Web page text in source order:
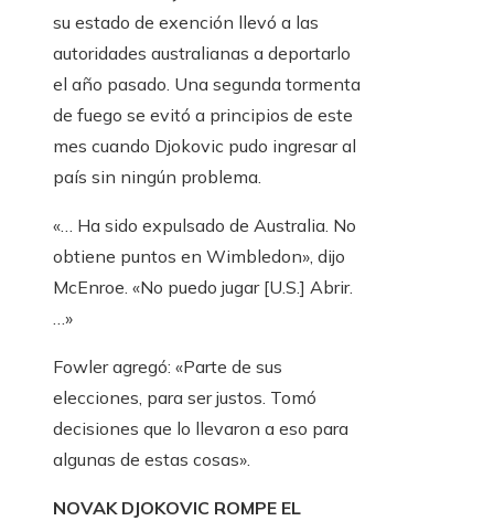
su estado de exención llevó a las
autoridades australianas a deportarlo
el año pasado. Una segunda tormenta
de fuego se evitó a principios de este
mes cuando Djokovic pudo ingresar al
país sin ningún problema.
«… Ha sido expulsado de Australia. No
obtiene puntos en Wimbledon», dijo
McEnroe. «No puedo jugar [U.S.] Abrir.
…»
Fowler agregó: «Parte de sus
elecciones, para ser justos. Tomó
decisiones que lo llevaron a eso para
algunas de estas cosas».
NOVAK DJOKOVIC ROMPE EL